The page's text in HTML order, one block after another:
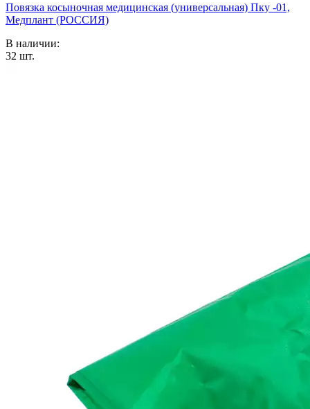
Повязка косыночная медицинская (универсальная) Пку -01,
Медплант (РОССИЯ)
В наличии:
32 шт.